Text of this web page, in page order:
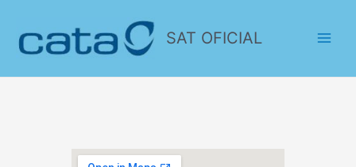
SAT OFICIAL